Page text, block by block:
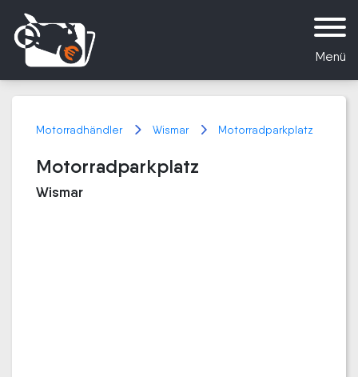
Menü
Motorradhändler Wismar Motorradparkplatz
Motorradparkplatz
Wismar